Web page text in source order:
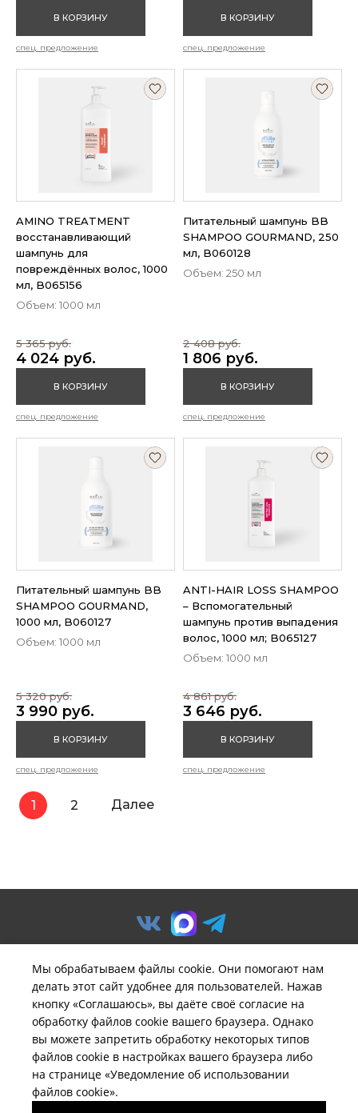
В КОРЗИНУ
спец. предложение
В КОРЗИНУ
спец. предложение
AMINO TREATMENT
восстанавливающий
шампунь для
повреждённых волос, 1000
мл, B065156
Объем: 1000 мл
4 024 руб.
5 365 руб.
В КОРЗИНУ
спец. предложение
Питательный шампунь BB
SHAMPOO GOURMAND, 250
мл, B060128
Объем: 250 мл
1 806 руб.
2 408 руб.
В КОРЗИНУ
спец. предложение
Питательный шампунь BB
SHAMPOO GOURMAND,
1000 мл, B060127
Объем: 1000 мл
3 990 руб.
5 320 руб.
В КОРЗИНУ
спец. предложение
ANTI-HAIR LOSS SHAMPOO
– Вспомогательный
шампунь против выпадения
волос, 1000 мл; B065127
Объем: 1000 мл
3 646 руб.
4 861 руб.
В КОРЗИНУ
спец. предложение
1 2 Далее
© ООО «Предприятие «Удача».
Политика обработки
персональных данных
Вся информация на сайтеbrelil-russia.ruимеет
исключительно информационный характер и не может
быть определена как публичная оферта ни при каких
обстоятельствах.
Мы обрабатываем файлы cookie. Они помогают нам
делать этот сайт удобнее для пользователей. Нажав
кнопку «Соглашаюсь», вы даёте своё согласие на
обработку файлов cookie вашего браузера. Однако
вы можете запретить обработку некоторых типов
файлов cookie в настройках вашего браузера либо
на странице «Уведомление об использовании
файлов cookie».